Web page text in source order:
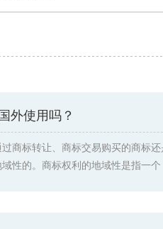
外使用吗？
商标转让、商标交易购买的商标
性的。商标权利的地域性是指一